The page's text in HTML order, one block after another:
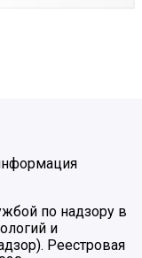
по надзору в
и
Реестровая